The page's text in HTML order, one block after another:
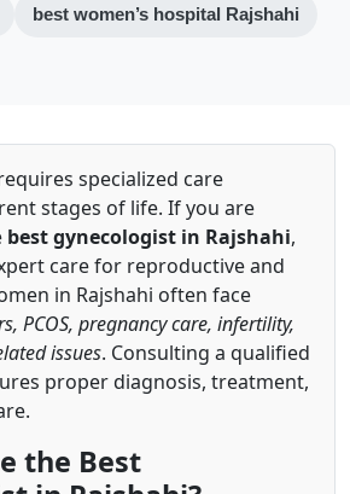
best women’s hospital Rajshahi
specialized care
stages of life. If you are
best gynecologist in Rajshahi,
care for reproductive and
in Rajshahi often face
PCOS, pregnancy care, infertility,
issues. Consulting a qualified
proper diagnosis, treatment,
the Best